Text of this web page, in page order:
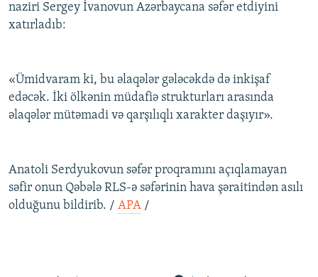
naziri Sergey İvanovun Azərbaycana səfər etdiyini
xatırladıb:
«Ümidvaram ki, bu əlaqələr gələcəkdə də inkişaf
edəcək. İki ölkənin müdafiə strukturları arasında
əlaqələr mütəmadi və qarşılıqlı xarakter daşıyır».
Anatoli Serdyukovun səfər proqramını açıqlamayan
səfir onun Qəbələ RLS-ə səfərinin hava şəraitindən asılı
olduğunu bildirib. / APA /